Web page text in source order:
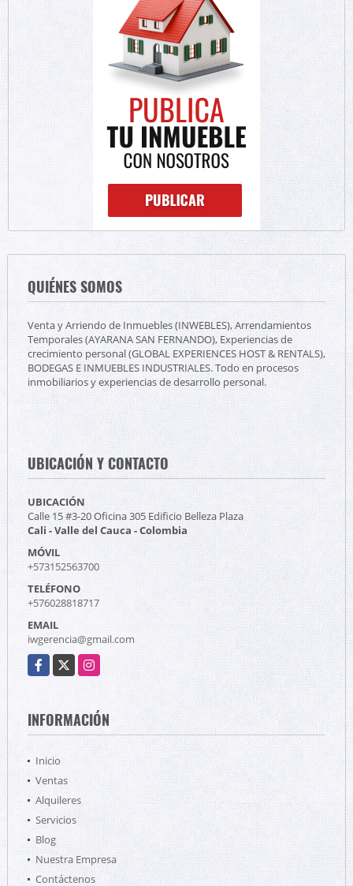
QUIÉNES SOMOS
Venta y Arriendo de Inmuebles (INWEBLES), Arrendamientos
Temporales (AYARANA SAN FERNANDO), Experiencias de
crecimiento personal (GLOBAL EXPERIENCES HOST & RENTALS),
BODEGAS E INMUEBLES INDUSTRIALES. Todo en procesos
inmobiliarios y experiencias de desarrollo personal.
UBICACIÓN Y CONTACTO
UBICACIÓN
Calle 15 #3-20 Oficina 305 Edificio Belleza Plaza
Cali - Valle del Cauca - Colombia
MÓVIL
+573152563700
TELÉFONO
+576028818717
EMAIL
iwgerencia@gmail.com
Facebook
X Instagram
INFORMACIÓN
Inicio
Ventas
Alquileres
Servicios
Blog
Nuestra Empresa
Contáctenos